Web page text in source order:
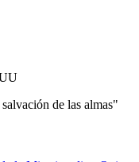
de las almas"